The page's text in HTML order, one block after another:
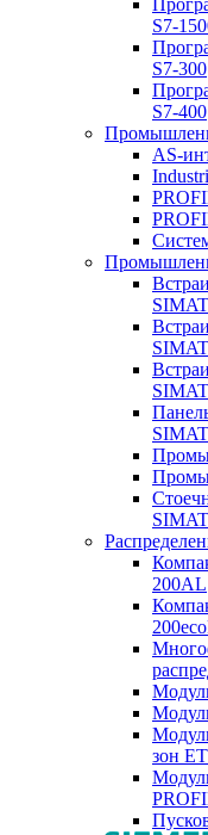
S7-
S7-300
S7-400
AS-
200AL
зон